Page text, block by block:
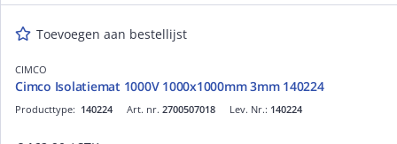
Toevoegen aan bestellijst
CIMCO
Cimco Isolatiemat 1000V 1000x1000mm 3mm 140224
Art. nr. 2700507018
Producttype: 140224 Lev. Nr.: 140224